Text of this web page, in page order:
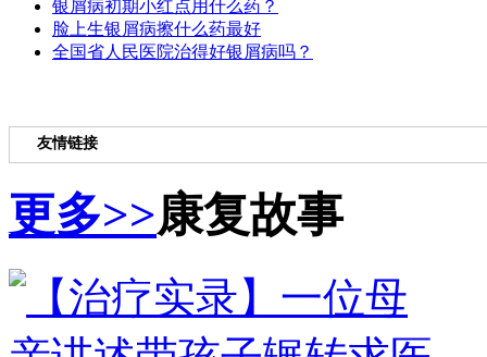
银屑病初期小红点用什么药？
脸上生银屑病擦什么药最好
全国省人民医院治得好银屑病吗？
友情链接
更多>>康复故事